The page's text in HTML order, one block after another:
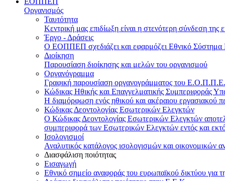
Οργανισμός
Ταυτότητα
Κεντρική μας επιδίωξη είναι η στενότερη σύνδεση της
Έργο - Δράσεις
Ο ΕΟΠΠΕΠ σχεδιάζει και εφαρμόζει Eθνικό Σύστημα
Διοίκηση
Παρουσίαση διοίκησης και μελών του οργανισμού
Οργανόγραμμα
Γραφική παρουσίαση οργανογράμματος του
Κώδικας Ηθικής και Επαγγελματικής Συμπεριφοράς
Η διαμόρφωση ενός ηθικού και ακέραιου εργασιακού
Κώδικας Δεοντολογίας Εσωτερικών Ελεγκτών
Ο Κώδικας Δεοντολογίας Εσωτερικών Ελεγκτών
συμπεριφορά των Εσωτερικών Ελεγκτών εντός και
Ισολογισμοί
Αναλυτικός κατάλογος ισολογισμών και οικονομικών
Διασφάλιση ποιότητας
Εισαγωγή
Εθνικό σημείο αναφοράς του ευρωπαϊκού δικτύου για